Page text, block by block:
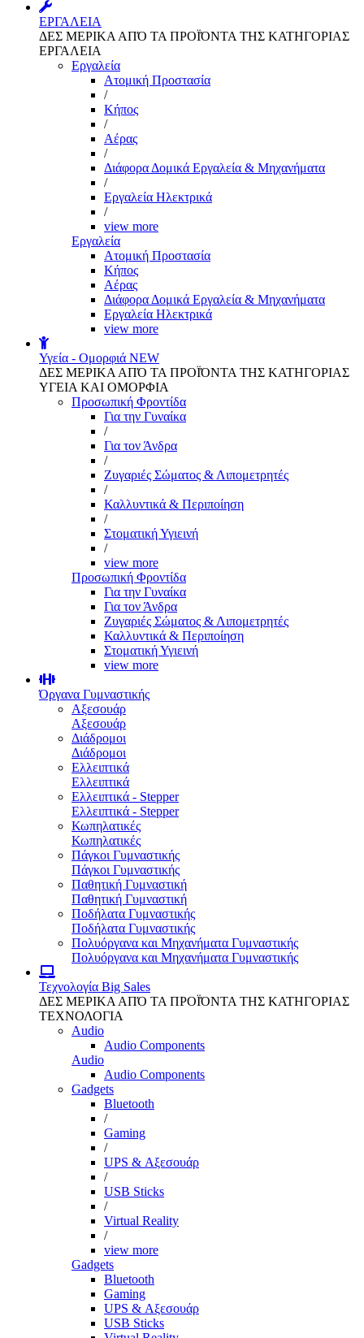
ΕΡΓΑΛΕΙΑ
ΔΕΣ ΜΕΡΙΚΑ ΑΠΌ ΤΑ ΠΡΟΪΌΝΤΑ ΤΗΣ ΚΑΤΗΓΟΡΙΑΣ
ΕΡΓΑΛΕΙΑ
Εργαλεία
Aτομική Προστασία
/
Kήπος
/
Αέρας
/
Διάφορα Δομικά Εργαλεία & Μηχανήματα
/
Εργαλεία Ηλεκτρικά
/
view more
Εργαλεία
Aτομική Προστασία
Kήπος
Αέρας
Διάφορα Δομικά Εργαλεία & Μηχανήματα
Εργαλεία Ηλεκτρικά
view more
Υγεία - Ομορφιά NEW
ΔΕΣ ΜΕΡΙΚΑ ΑΠΌ ΤΑ ΠΡΟΪΌΝΤΑ ΤΗΣ ΚΑΤΗΓΟΡΙΑΣ
ΥΓΕΙΑ ΚΑΙ ΟΜΟΡΦΙΑ
Προσωπική Φροντίδα
Για την Γυναίκα
/
Για τον Άνδρα
/
Ζυγαριές Σώματος & Λιπομετρητές
/
Καλλυντικά & Περιποίηση
/
Στοματική Υγιεινή
/
view more
Προσωπική Φροντίδα
Για την Γυναίκα
Για τον Άνδρα
Ζυγαριές Σώματος & Λιπομετρητές
Καλλυντικά & Περιποίηση
Στοματική Υγιεινή
view more
Όργανα Γυμναστικής
Αξεσουάρ
Αξεσουάρ
Διάδρομοι
Διάδρομοι
Ελλειπτικά
Ελλειπτικά
Ελλειπτικά - Stepper
Ελλειπτικά - Stepper
Κωπηλατικές
Κωπηλατικές
Πάγκοι Γυμναστικής
Πάγκοι Γυμναστικής
Παθητική Γυμναστική
Παθητική Γυμναστική
Ποδήλατα Γυμναστικής
Ποδήλατα Γυμναστικής
Πολυόργανα και Μηχανήματα Γυμναστικής
Πολυόργανα και Μηχανήματα Γυμναστικής
Τεχνολογία Big Sales
ΔΕΣ ΜΕΡΙΚΑ ΑΠΌ ΤΑ ΠΡΟΪΌΝΤΑ ΤΗΣ ΚΑΤΗΓΟΡΙΑΣ
ΤΕΧΝΟΛΟΓΙΑ
Audio
Audio Components
Audio
Audio Components
Gadgets
Bluetooth
/
Gaming
/
UPS & Αξεσουάρ
/
USB Sticks
/
Virtual Reality
/
view more
Gadgets
Bluetooth
Gaming
UPS & Αξεσουάρ
USB Sticks